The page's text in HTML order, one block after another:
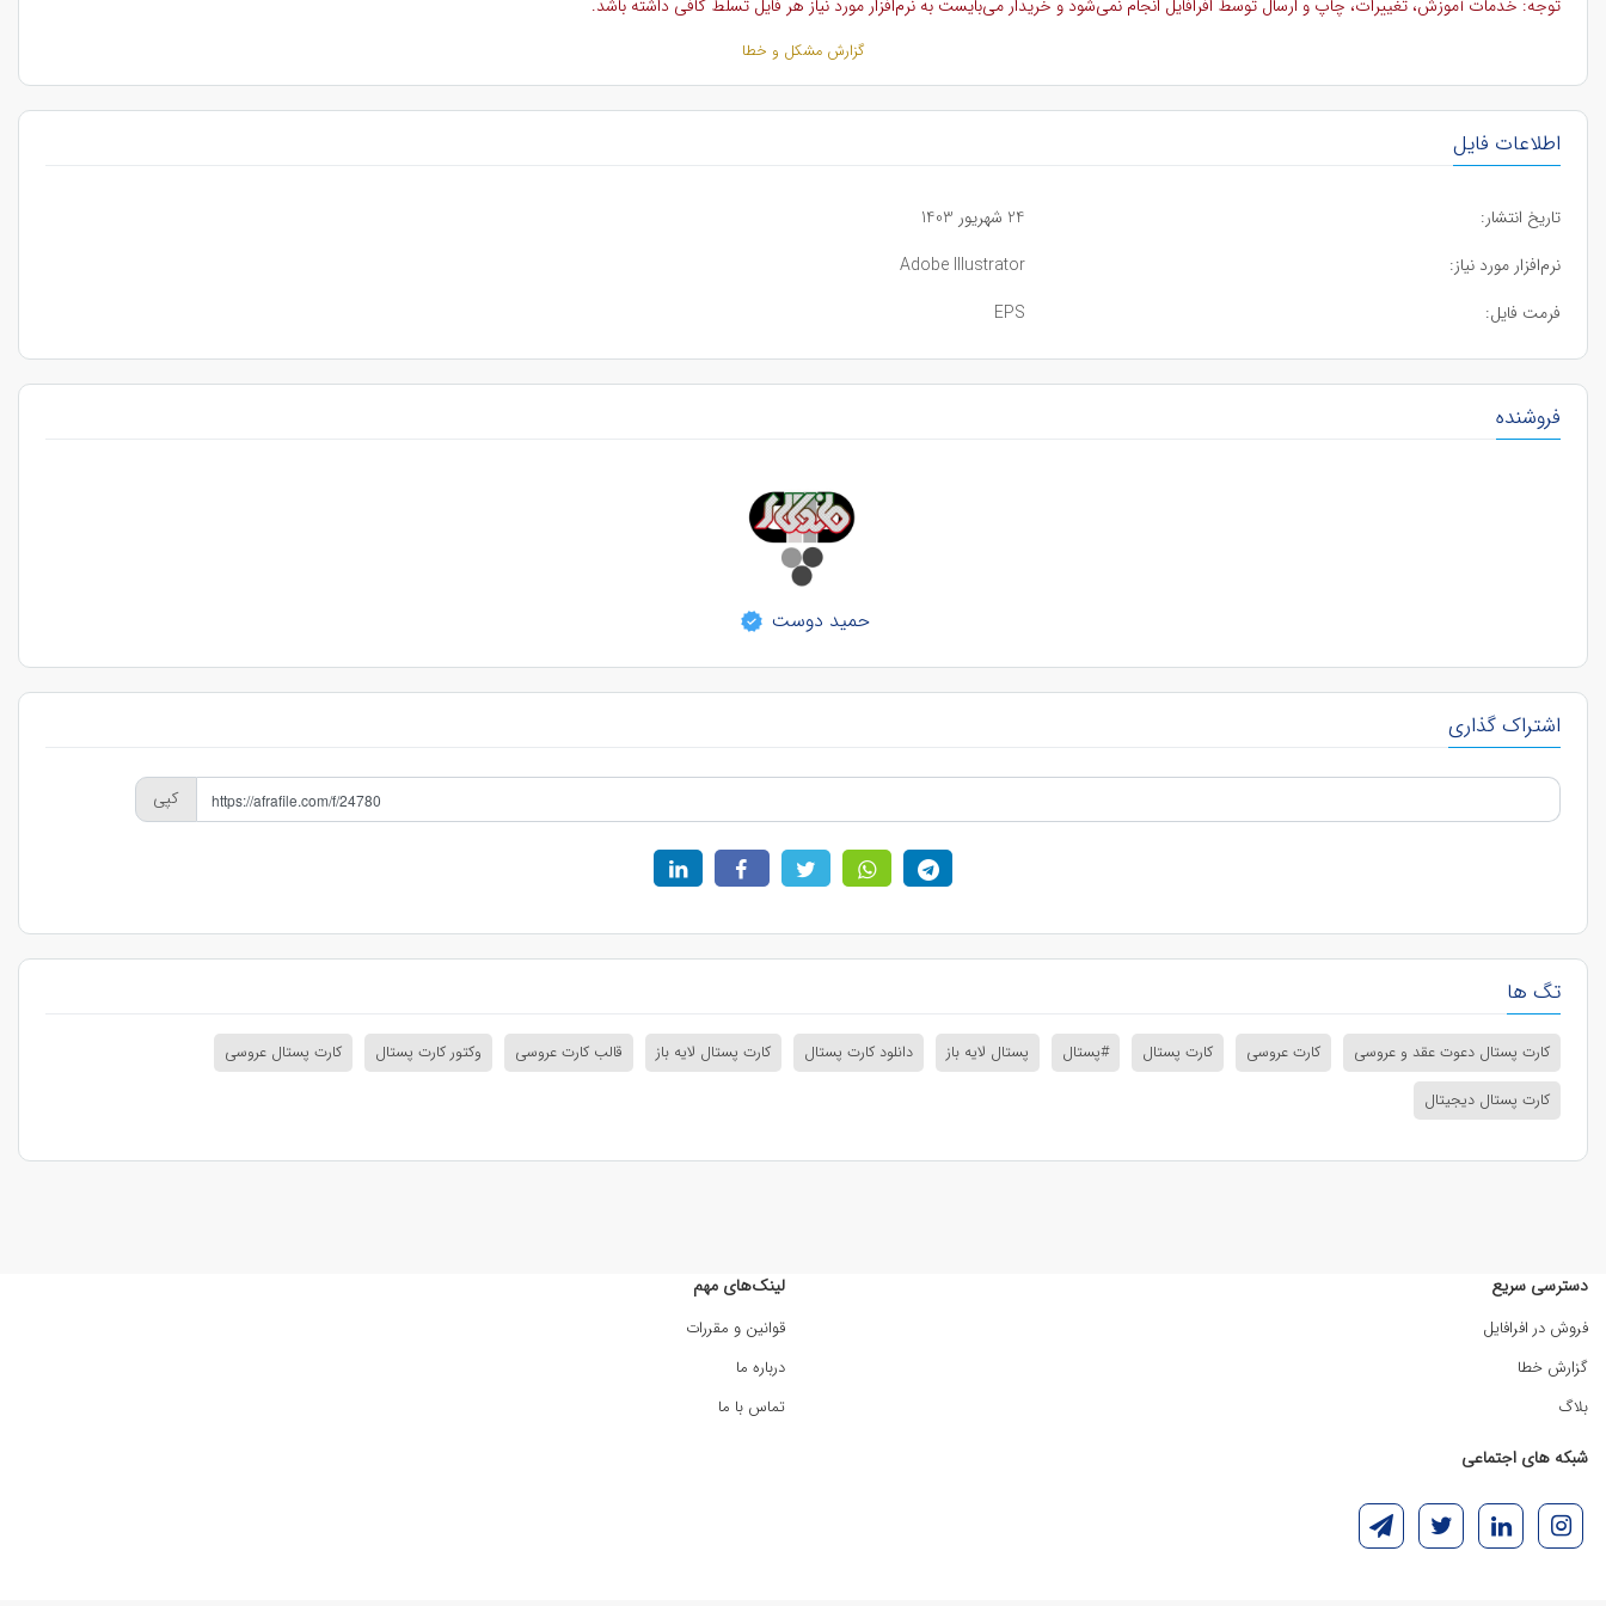
توجه: خدمات آموزش، تغییرات، چاپ و ارسال توسط افرافایل انجام نمی‌شود و خریدار می‌بایست به نرم‌افزار مورد نیاز هر فایل تسلط کافی داشته باشد.
گزارش مشکل و خطا
اطلاعات فایل
تاریخ انتشار:
24 شهریور 1403
نرم‌افزار مورد نیاز:
Adobe Illustrator
فرمت فایل:
EPS
فروشنده
حمید دوست
اشتراک گذاری
کپی
تگ ها
کارت پستال دعوت عقد و عروسی کارت عروسی کارت پستال #پستال پستال لایه باز دانلود کارت پستال کارت پستال لایه باز قالب کارت عروسی وکتور کارت پستال
کارت پستال عروسی
کارت پستال دیجیتال
دسترسی سریع
فروش در افرافایل
گزارش خطا
بلاگ
لینک‌های مهم
قوانین و مقررات
درباره ما
تماس با ما
شبکه های اجتماعی